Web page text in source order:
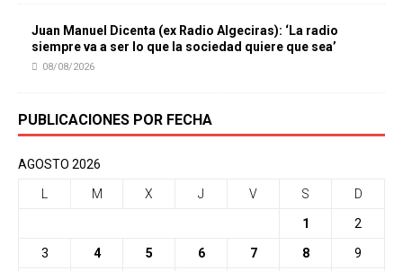
Juan Manuel Dicenta (ex Radio Algeciras): ‘La radio
siempre va a ser lo que la sociedad quiere que sea’
08/08/2026
PUBLICACIONES POR FECHA
AGOSTO 2026
M X J V S D
1 2
3 4 5 6 7 8 9